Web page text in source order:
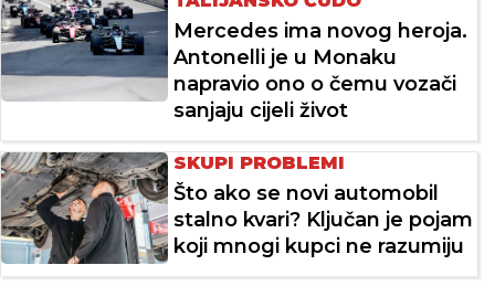
Mercedes ima novog heroja.
Antonelli je u Monaku
napravio ono o čemu vozači
sanjaju cijeli život
SKUPI PROBLEMI
Što ako se novi automobil
stalno kvari? Ključan je pojam
koji mnogi kupci ne razumiju